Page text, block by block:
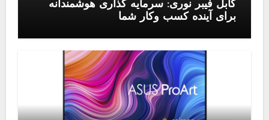
کابل فیبر نوری: سرمایه گذاری هوشمندانه
برای آینده کسب وکار شما